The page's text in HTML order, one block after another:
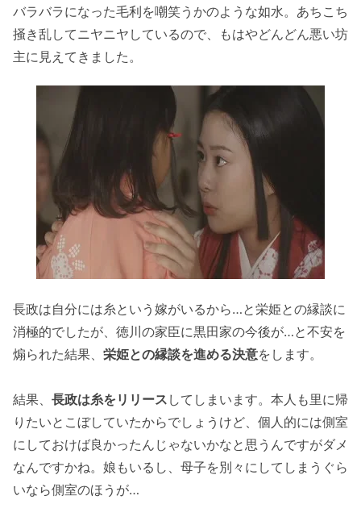
バラバラになった毛利を嘲笑うかのような如水。あちこち
掻き乱してニヤニヤしているので、もはやどんどん悪い坊
主に見えてきました。
長政は自分には糸という嫁がいるから…と栄姫との縁談に
消極的でしたが、徳川の家臣に黒田家の今後が…と不安を
煽られた結果、 栄姫との縁談を進める決意をします。
結果、 長政は糸をリリース してしまいます。本人も里に帰
りたいとこぼしていたからでしょうけど、個人的には側室
にしておけば良かったんじゃないかなと思うんですがダメ
なんですかね。娘もいるし、母子を別々にしてしまうぐら
いなら側室のほうが…